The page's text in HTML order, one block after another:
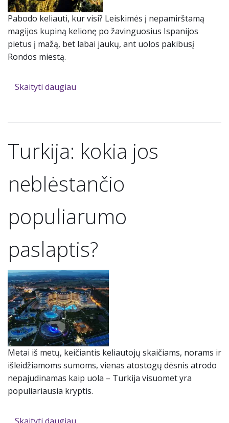
Pabodo keliauti, kur visi? Leiskimės į nepamirštamą
magijos kupiną kelionę po žavinguosius Ispanijos
pietus į mažą, bet labai jaukų, ant uolos pakibusį
Rondos miestą.
Skaityti daugiau
Turkija: kokia jos
neblėstančio
populiarumo
paslaptis?
Metai iš metų, keičiantis keliautojų skaičiams, norams ir
išleidžiamoms sumoms, vienas atostogų dėsnis atrodo
nepajudinamas kaip uola – Turkija visuomet yra
populiariausia kryptis.